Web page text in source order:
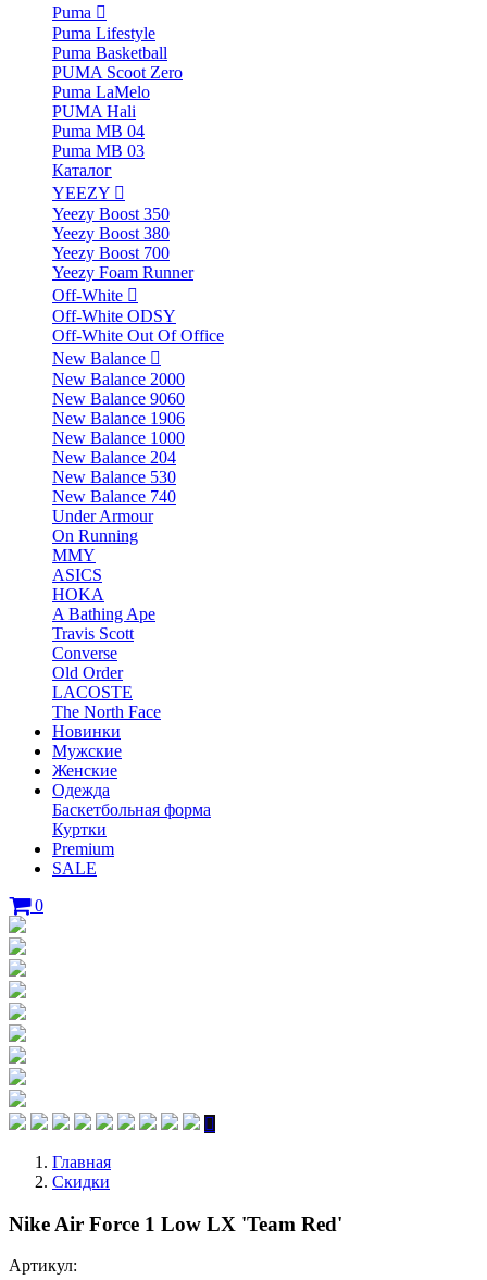
Puma
Puma Lifestyle
Puma Basketball
PUMA Scoot Zero
Puma LaMelo
PUMA Hali
Puma MB 04
Puma MB 03
Каталог
YEEZY
Yeezy Boost 350
Yeezy Boost 380
Yeezy Boost 700
Yeezy Foam Runner
Off-White
Off-White ODSY
Off-White Out Of Office
New Balance
New Balance 2000
New Balance 9060
New Balance 1906
New Balance 1000
New Balance 204
New Balance 530
New Balance 740
Under Armour
On Running
MMY
ASICS
HOKA
A Bathing Ape
Travis Scott
Converse
Old Order
LACOSTE
The North Face
Новинки
Мужские
Женские
Одежда
Баскетбольная форма
Куртки
Premium
SALE
0
Главная
Скидки
Nike Air Force 1 Low LX 'Team Red'
Артикул: